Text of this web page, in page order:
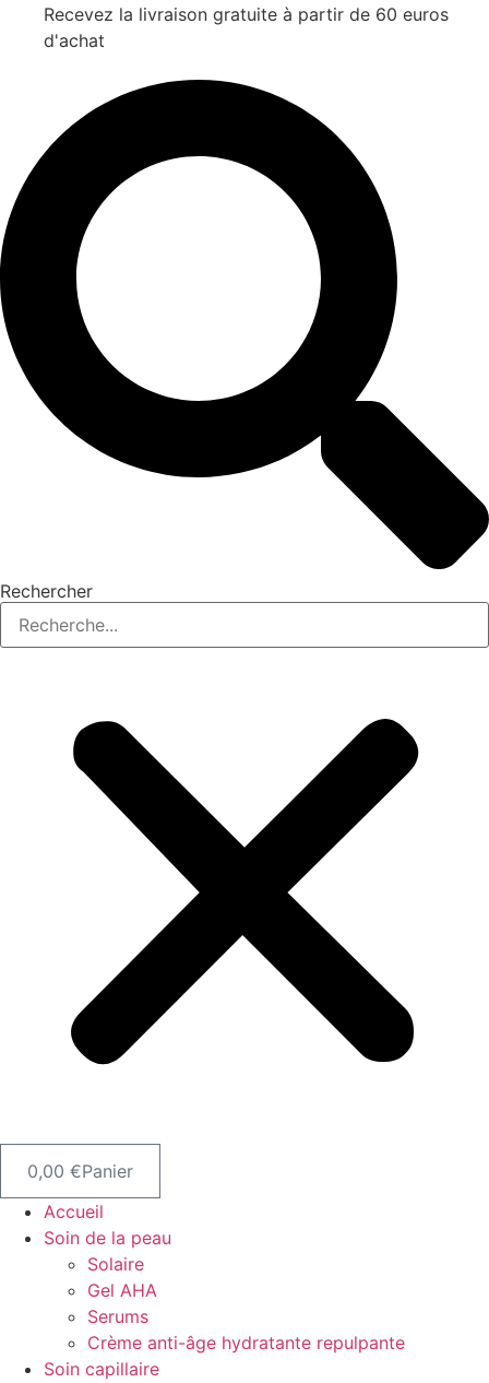
Recevez la livraison gratuite à partir de 60 euros
d'achat
Rechercher
0,00 €Panier
Accueil
Soin de la peau
Solaire
Gel AHA
Serums
Crème anti-âge hydratante repulpante
Soin capillaire